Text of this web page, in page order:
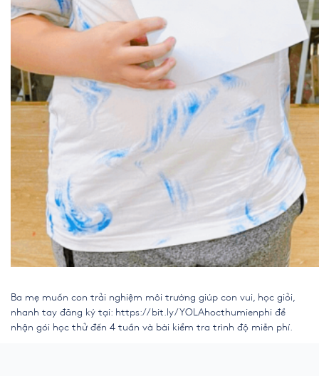
Ba mẹ muốn con trải nghiệm môi trường giúp con vui, học giỏi,
nhanh tay đăng ký tại: https://bit.ly/YOLAhocthumienphi để
nhận gói học thử đến 4 tuần và bài kiểm tra trình độ miễn phí.